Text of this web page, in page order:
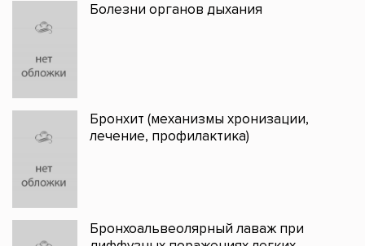
Болезни органов дыхания
Бронхит (механизмы хронизации,
лечение, профилактика)
Бронхоальвеолярный лаваж при